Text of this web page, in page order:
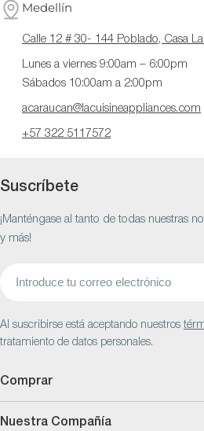
Medellín
Calle 12 # 30- 144 Poblado, Casa
Lunes a viernes 9:00am – 6:00pm
Sábados 10:00am a 2:00pm
acaraucan@lacuisineappliances.com
+57 322 5117572
Suscríbete
¡Manténgase al tanto de todas nuestras
y más!
Al suscribirse está aceptando nuestros
tratamiento de datos personales.
Comprar
Nuestra Compañía